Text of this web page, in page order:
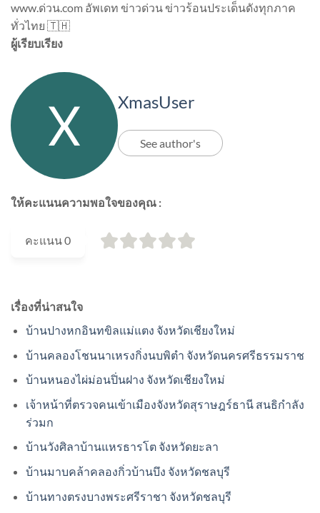
www.ด่วน.com อัพเดท ข่าวด่วน ข่าวร้อนประเด็นดังทุกภาค
ทั่วไทย 🇹🇭
ผู้เรียบเรียง
XmasUser
See author's
ให้คะแนนความพอใจของคุณ :
คะแนน0
เรื่องที่น่าสนใจ
บ้านปางหกอินทขิลแม่แตง จังหวัดเชียงใหม่
บ้านคลองโชนนาเหรงกิ่งนบพิตำ จังหวัดนครศรีธรรมราช
บ้านหนองไผ่ม่อนปิ่นฝาง จังหวัดเชียงใหม่
เจ้าหน้าที่ตรวจคนเข้าเมืองจังหวัดสุราษฎร์ธานี สนธิกำลัง
ร่วมก
บ้านวังศิลาบ้านแหรธารโต จังหวัดยะลา
บ้านมาบคล้าคลองกิ่วบ้านบึง จังหวัดชลบุรี
บ้านทางตรงบางพระศรีราชา จังหวัดชลบุรี